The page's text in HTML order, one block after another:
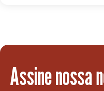
Assine nossa